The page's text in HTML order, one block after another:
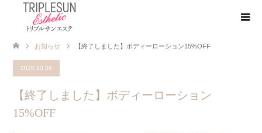
お知らせ 【終了しました】ボディーローション15%OFF
2020.10.29
【終了しました】ボディーローション
15%OFF